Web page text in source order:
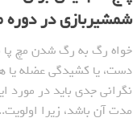
شمشیربازی در
خواه رگ به رگ شدن مچ پا
دست، یا کشیدگی عضله یا
نگرانی جدی باید در مورد
مدت آن باشد، زیرا